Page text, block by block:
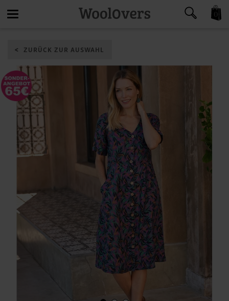
navigation
ZURÜCK ZUR AUSWAHL